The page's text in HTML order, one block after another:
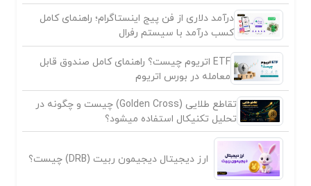
درآمد دلاری از فن پیج اینستاگرام؛ راهنمای کامل
کسب درآمد با سیستم رفرال
ETF اتریوم چیست؟ راهنمای کامل صندوق قابل
معامله در بورس اتریوم
تقاطع طلایی (Golden Cross) چیست و چگونه در
تحلیل تکنیکال استفاده میشود؟
ارز دیجیتال دیجیمون ربیت (DRB) چیست؟